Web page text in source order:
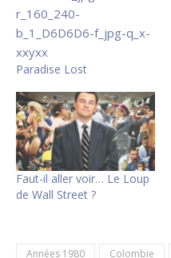
Paradise Lost
Faut-il aller voir… Le Loup
de Wall Street ?
Années 1980 Colombie